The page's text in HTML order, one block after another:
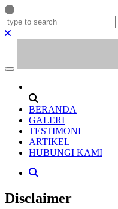
BERANDA
GALERI
TESTIMONI
ARTIKEL
HUBUNGI KAMI
Disclaimer